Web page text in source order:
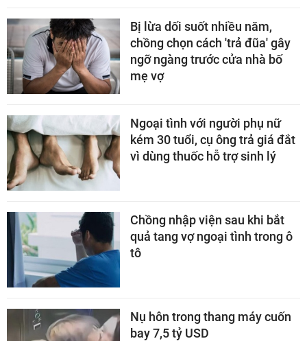
Bị lừa dối suốt nhiều năm,
chồng chọn cách 'trả đũa' gây
ngỡ ngàng trước cửa nhà bố
mẹ vợ
Ngoại tình với người phụ nữ
kém 30 tuổi, cụ ông trả giá đắt
vì dùng thuốc hỗ trợ sinh lý
Chồng nhập viện sau khi bắt
quả tang vợ ngoại tình trong ô
tô
Nụ hôn trong thang máy cuốn
bay 7,5 tỷ USD